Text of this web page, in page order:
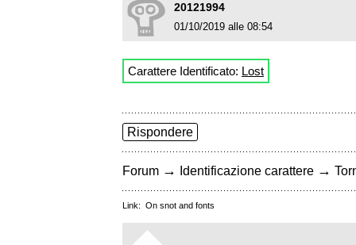
20121994
01/10/2019 alle 08:54
Carattere Identificato: Lost
Rispondere
Forum → Identificazione carattere →
Link: On snot and fonts